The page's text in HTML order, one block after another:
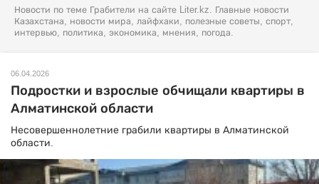
Новости по теме Грабители на сайте Liter.kz. Главные новости
Казахстана, новости мира, лайфхаки, полезные советы, спорт,
интервью, политика, экономика, мнения, погода.
06.04.2026
Подростки и взрослые обчищали квартиры в
Алматинской области
Несовершеннолетние грабили квартиры в Алматинской
области.